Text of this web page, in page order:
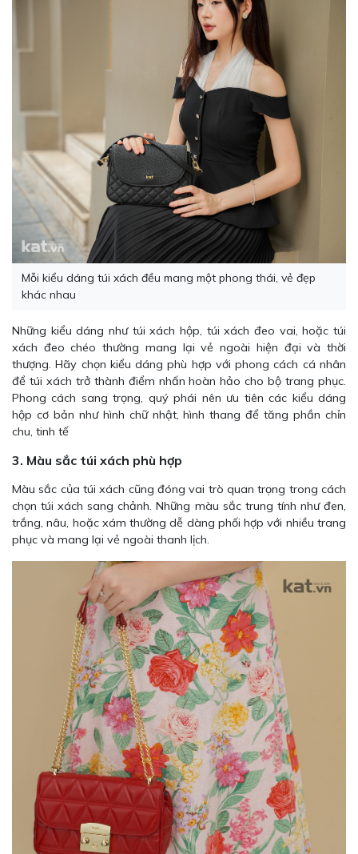
Mỗi kiểu dáng túi xách đều mang một phong thái, vẻ đẹp
khác nhau
Những kiểu dáng như túi xách hộp, túi xách đeo vai, hoặc túi
xách đeo chéo thường mang lại vẻ ngoài hiện đại và thời
thượng. Hãy chọn kiểu dáng phù hợp với phong cách cá nhân
để túi xách trở thành điểm nhấn hoàn hảo cho bộ trang phục.
Phong cách sang trọng, quý phái nên ưu tiên các kiểu dáng
hộp cơ bản như hình chữ nhật, hình thang để tăng phần chỉn
chu, tinh tế
3. Màu sắc túi xách phù hợp
Màu sắc của túi xách cũng đóng vai trò quan trọng trong cách
chọn túi xách sang chảnh. Những màu sắc trung tính như đen,
trắng, nâu, hoặc xám thường dễ dàng phối hợp với nhiều trang
phục và mang lại vẻ ngoài thanh lịch.